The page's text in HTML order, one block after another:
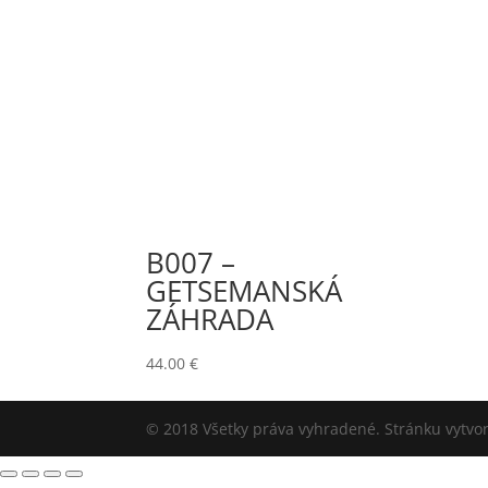
B007 –
GETSEMANSKÁ
ZÁHRADA
44.00€
© 2018 Všetky práva vyhradené. Stránku